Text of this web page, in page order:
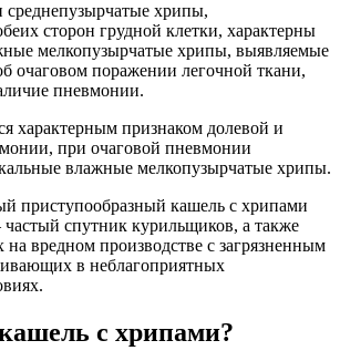
хрипы,
сторон грудной клетки, характерны
мелкопузырчатые хрипы, выявляемые
очаговом поражении легочной ткани,
пневмонии.
характерным признаком долевой и
при очаговой пневмонии
влажные мелкопузырчатые хрипы.
приступообразный кашель с хрипами
спутник курильщиков, а также
вредном производстве с загрязненным
в неблагоприятных
с хрипами?